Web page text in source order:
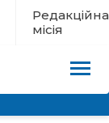
Редакційна
місія